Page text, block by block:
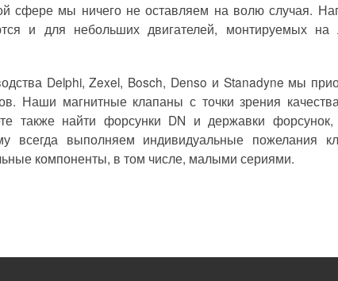
сфере мы ничего не оставляем на волю случая.
и для небольших двигателей, монтируемых на
Delphi, Zexel, Bosch, Denso и Stanadyne мы
Наши магнитные клапаны с точки зрения
также найти форсунки DN и державки
всегда выполняем индивидуальные пожелания
компоненты, в том числе, малыми сериями.